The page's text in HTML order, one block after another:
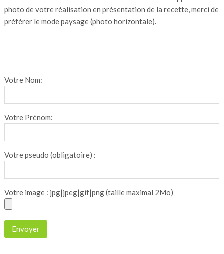
photo de votre réalisation en présentation de la recette, merci de
préférer le mode paysage (photo horizontale).
Votre Nom:
Votre Prénom:
Votre pseudo (obligatoire) :
Votre image : jpg|jpeg|gif|png (taille maximal 2Mo)